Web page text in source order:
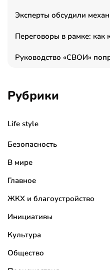
Рубрики
Life style
Безопасность
В мире
Главное
ЖКХ и благоустройство
Инициативы
Культура
Общество